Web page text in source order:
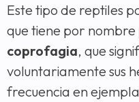
Este tipo de reptiles
que tiene por nombre
coprofagia, que
voluntariamente sus
frecuencia en